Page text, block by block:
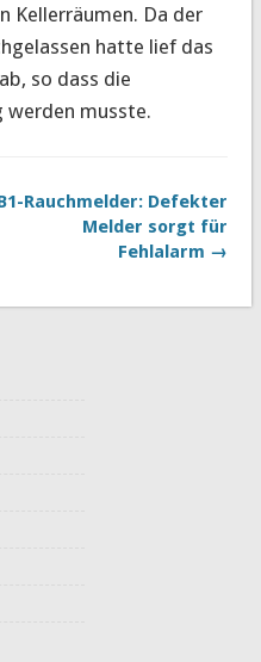
Kellerräumen. Da der
hatte lief das
so dass die
werden musste.
Rauchmelder: Defekter
Melder sorgt für
Fehlalarm →